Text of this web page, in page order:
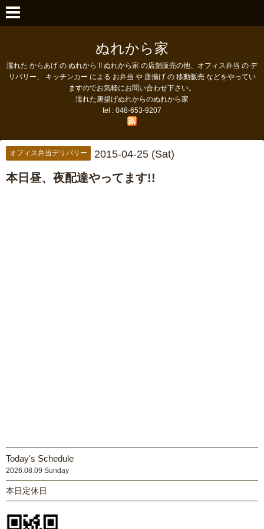
ぬれから家
濡れた からあげ の ぬれから !! ぬれから家 の店舗販売の他、オフィス弁当 の デ
リバリー、 キッチンカー による お弁当 や 唐揚げ の 移動販売 などをやってい
ますのでお気軽にお問い合わせ下さい。
濡れた唐揚げぬれからのぬれから家
tel : 048-653-9207
オフィス弁当デリバリー 2015-04-25 (Sat)
本日昼、夜配達やってます!!
Today's Schedule
2026.08.09 Sunday
本日定休日